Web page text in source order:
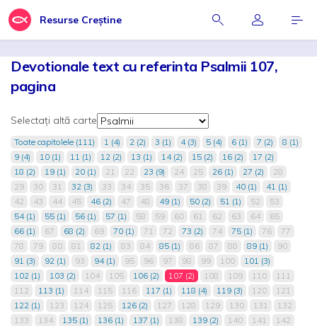
Resurse Creștine
Devotionale text cu referinta Psalmii 107,
pagina
Selectați altă carte
Toate capitolele (111) 1 (4) 2 (2) 3 (1) 4 (3) 5 (4) 6 (1) 7 (2)
8 (1)
9 (4)
10 (1) 11 (1) 12 (2) 13 (1) 14 (2) 15 (2) 16 (2)
17 (2)
18 (2)
19 (1) 20 (1) 21 22 23 (9) 24 25 26 (1) 27 (2)
28
29
30 31 32 (3) 33 34 35 36 37 38 39 40 (1)
41 (1)
42
43 44 45 46 (2) 47 48 49 (1) 50 (2) 51 (1) 52
53
54 (1)
55 (1) 56 (1) 57 (1) 58 59 60 61 62 63 64
65
66 (1)
67 68 (2) 69 70 (1) 71 72 73 (2) 74 75 (1) 76
77
78
79 80 81 82 (1) 83 84 85 (1) 86 87 88 89 (1)
90
91 (3)
92 (1) 93 94 (1) 95 96 97 98 99 100
101 (3)
102 (1)
103 (2) 104 105 106 (2) 107 (2) 108 109 110
111
112
113 (1) 114 115 116 117 (1) 118 (4) 119 (3) 120
121
122 (1)
123 124 125 126 (2) 127 128 129 130 131
132
133
134 135 (1) 136 (1) 137 (1) 138 139 (2) 140 141
142